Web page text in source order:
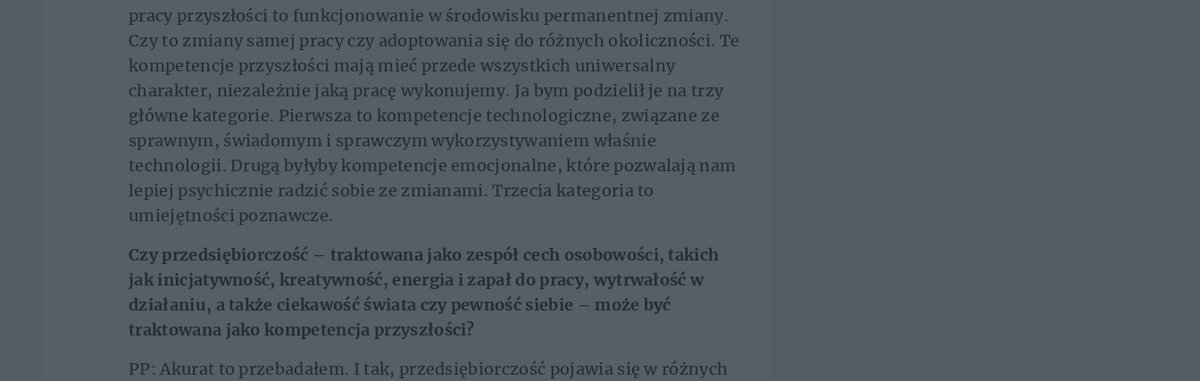
pracy przyszłości to funkcjonowanie w środowisku permanentnej zmiany.
Czy to zmiany samej pracy czy adoptowania się do różnych okoliczności. Te
kompetencje przyszłości mają mieć przede wszystkich uniwersalny
charakter, niezależnie jaką pracę wykonujemy. Ja bym podzielił je na trzy
główne kategorie. Pierwsza to kompetencje technologiczne, związane ze
sprawnym, świadomym i sprawczym wykorzystywaniem właśnie
technologii. Drugą byłyby kompetencje emocjonalne, które pozwalają nam
lepiej psychicznie radzić sobie ze zmianami. Trzecia kategoria to
umiejętności poznawcze.
Czy przedsiębiorczość – traktowana jako zespół cech osobowości, takich
jak inicjatywność, kreatywność, energia i zapał do pracy, wytrwałość w
działaniu, a także ciekawość świata czy pewność siebie – może być
traktowana jako kompetencja przyszłości?
PP: Akurat to przebadałem. I tak, przedsiębiorczość pojawia się w różnych